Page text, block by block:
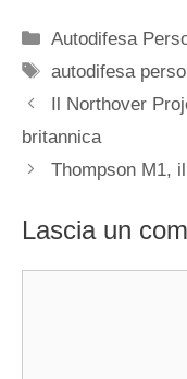
Categorie
Autodifesa
Tag
autodifesa
Il Northover
britannica
Thompson M1,
Lascia un